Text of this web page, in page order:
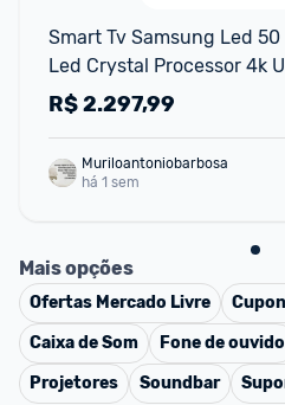
Smart Tv Samsung Led
Led Crystal Processor 4k
110v220v
R$2.297,99
Muriloantoniobarbosa
há 1 sem
Mais opções
Ofertas Mercado Livre
Caixa de Som
Fone de ouvido
Projetores
Soundbar